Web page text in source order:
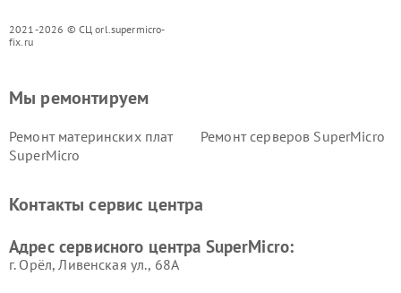
2021-2026 © СЦ orl.supermicro-
fix.ru
Мы ремонтируем
Ремонт материнских плат
SuperMicro
Ремонт серверов SuperMicro
Контакты сервис центра
Адрес сервисного центра SuperMicro:
г. Орёл, Ливенская ул., 68А